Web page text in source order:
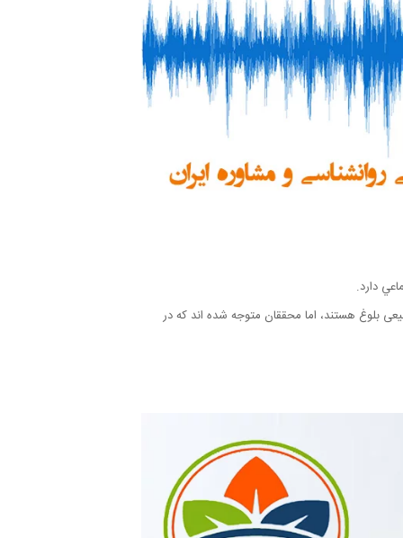
دارد.
بلوغ هستند، اما محققان متوجه شده اند که در